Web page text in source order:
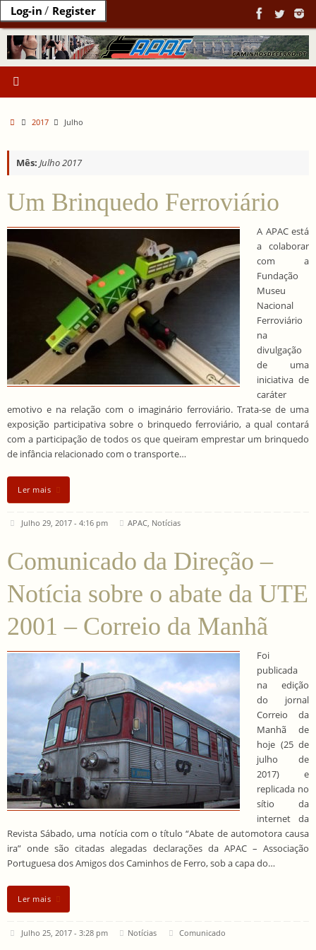
Log-in / Register
para
conteúdo
Home2017 Julho
Mês: Julho 2017
Um Brinquedo Ferroviário
A APAC está
a colaborar
com a
Fundação
Museu
Nacional
Ferroviário
na
divulgação
de uma
iniciativa de
caráter
emotivo e na relação com o imaginário ferroviário. Trata-se de uma
exposição participativa sobre o brinquedo ferroviário, a qual contará
com a participação de todos os que queiram emprestar um brinquedo
de infância relacionado com o transporte…
Ler mais
Julho 29, 2017 - 4:16 pm APAC, Notícias
Comunicado da Direção –
Notícia sobre o abate da UTE
2001 – Correio da Manhã
Foi
publicada
na edição
do jornal
Correio da
Manhã de
hoje (25 de
julho de
2017) e
replicada no
sítio da
internet da
Revista Sábado, uma notícia com o título “Abate de automotora causa
ira” onde são citadas alegadas declarações da APAC – Associação
Portuguesa dos Amigos dos Caminhos de Ferro, sob a capa do…
Ler mais
Julho 25, 2017 - 3:28 pm Notícias Comunicado